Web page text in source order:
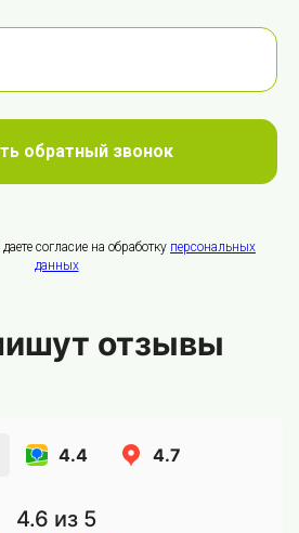
обратный звонок
согласие на обработку персональных
данных
отзывы
4.4 4.7
4.6 из 5